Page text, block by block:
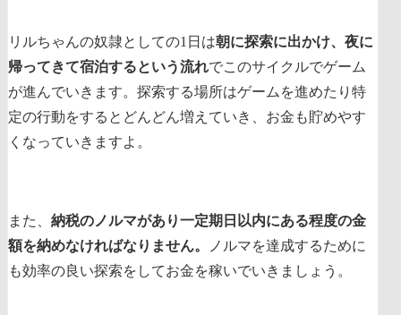
リルちゃんの奴隷としての1日は朝に探索に出かけ、夜に
帰ってきて宿泊するという流れでこのサイクルでゲーム
が進んでいきます。探索する場所はゲームを進めたり特
定の行動をするとどんどん増えていき、お金も貯めやす
くなっていきますよ。
また、 納税のノルマがあり一定期日以内にある程度の金
額を納めなければなりません。
ノルマを達成するために
も効率の良い探索をしてお金を稼いでいきましょう。